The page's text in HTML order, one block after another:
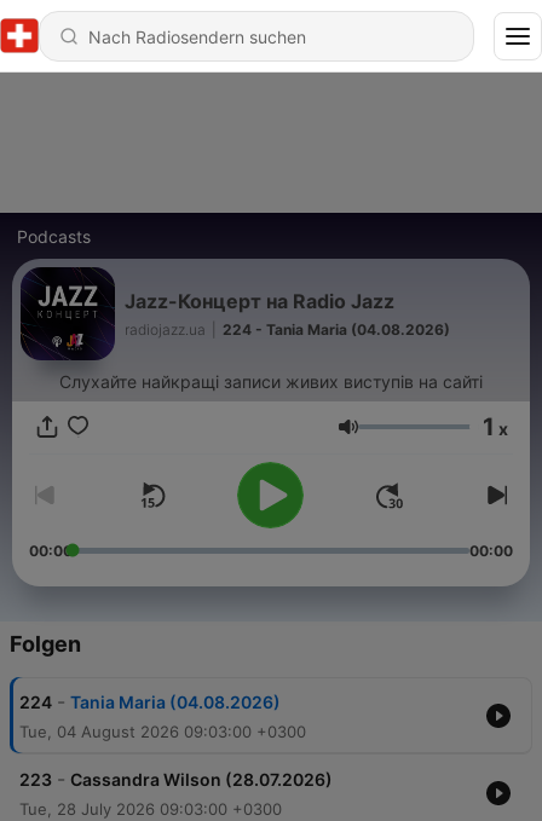
Podcasts
Jazz-Концерт на Radio Jazz
radiojazz.ua 224 - Tania Maria (04.08.2026)
Слухайте найкращі записи живих виступів на сайті
Lautstärke 1 x
00:00 00:00
Folgen
224 - Tania Maria (04.08.2026)
Tue, 04 August 2026 09:03:00 +0300
223 - Cassandra Wilson (28.07.2026)
Tue, 28 July 2026 09:03:00 +0300